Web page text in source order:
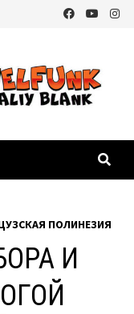
ПОЛИНЕЗИЯ
И